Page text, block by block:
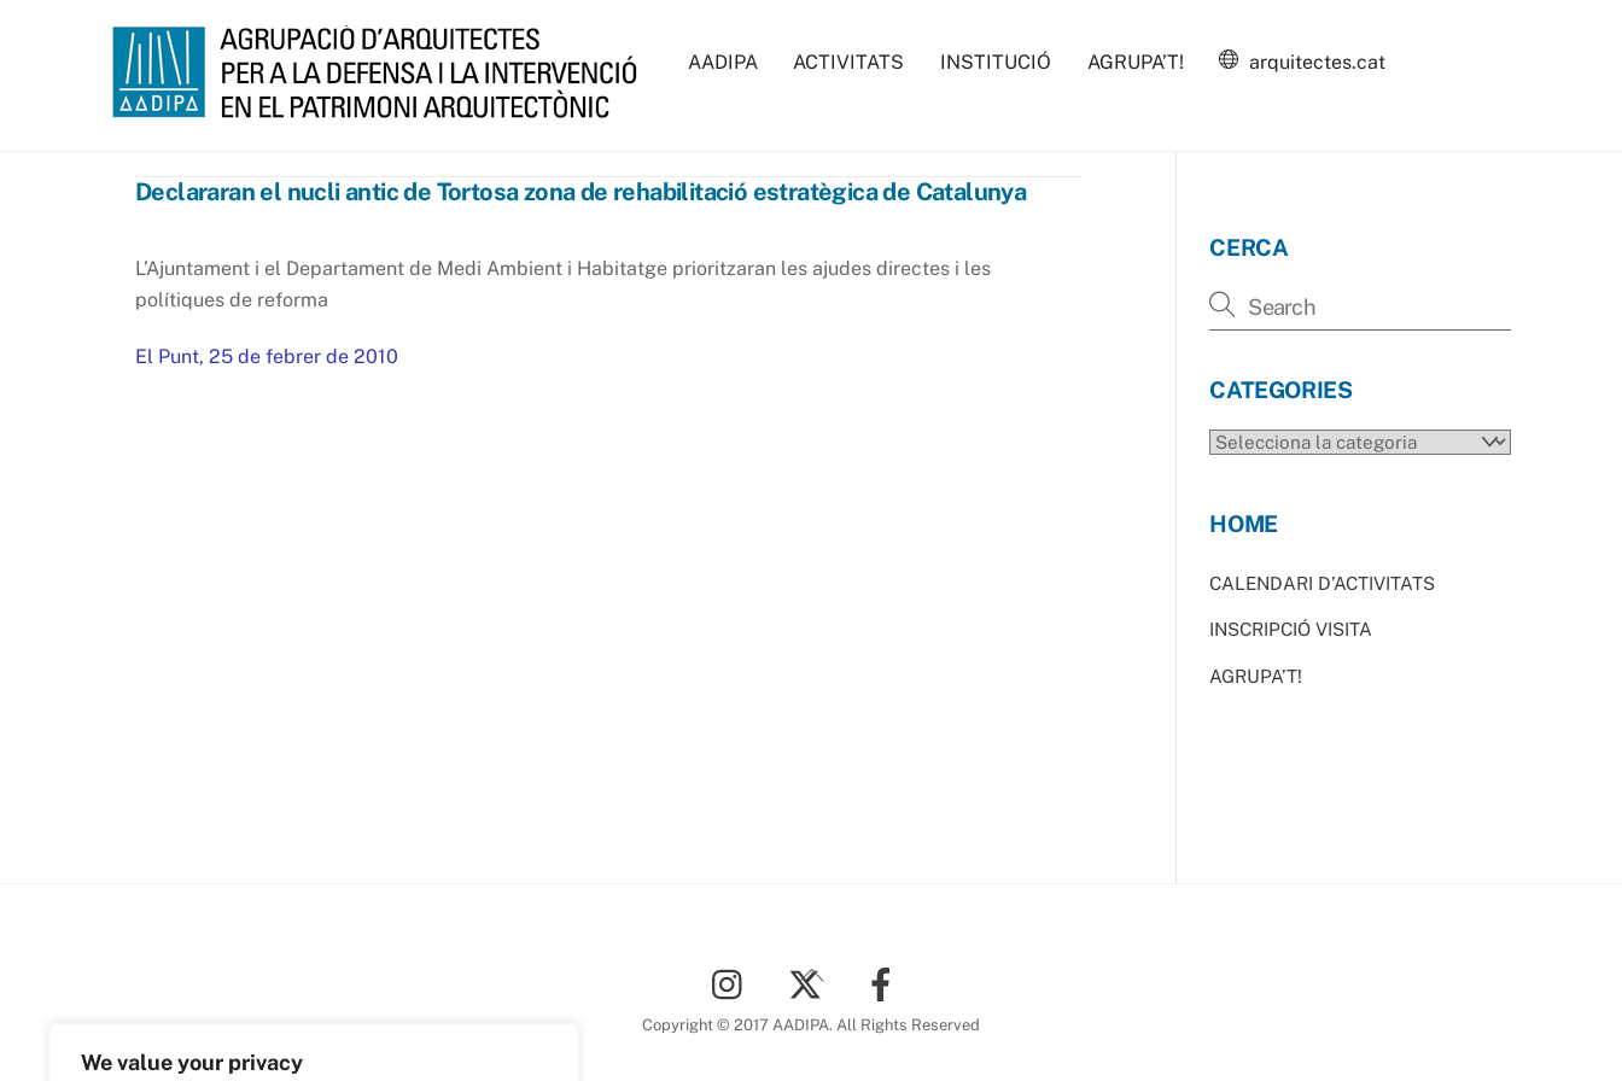
We value your privacy
AADIPA ACTIVITATS INSTITUCIÓ AGRUPA’T! arquitectes.cat
Declararan el nucli antic de Tortosa zona de rehabilitació estratègica de Catalunya
L’Ajuntament i el Departament de Medi Ambient i Habitatge prioritzaran les ajudes directes i les
polítiques de reforma
El Punt, 25 de febrer de 2010
CERCA
CATEGORIES
CATEGORIES
HOME
CALENDARI D’ACTIVITATS
INSCRIPCIÓ VISITA
AGRUPA’T!
To
Top
Copyright © 2017 AADIPA. All Rights Reserved